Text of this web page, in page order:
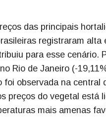
das principais
registraram
para esse cenário.
Rio de Janeiro (-
foi observada na
preços do vegetal está
mais amenas